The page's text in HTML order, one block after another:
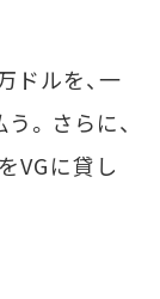
ルを、一
。さらに、
VGに貸し